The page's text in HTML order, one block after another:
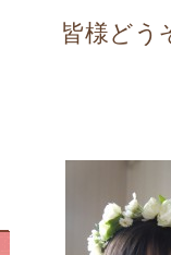
皆様どう